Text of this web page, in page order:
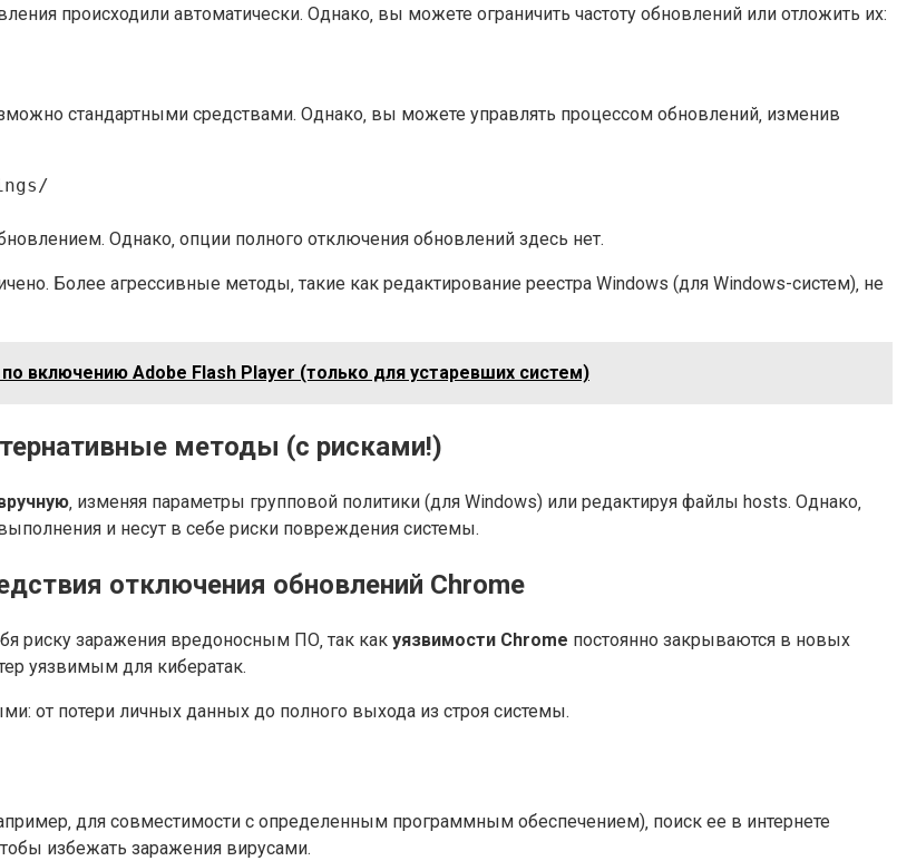
происходили автоматически. Однако‚ вы можете ограничить частоту обновлений или отложить их:
стандартными средствами. Однако‚ вы можете управлять процессом обновлений‚ изменив
Однако‚ опции полного отключения обновлений здесь нет.
Более агрессивные методы‚ такие как редактирование реестра Windows (для Windows-систем)‚ не
включению Adobe Flash Player (только для устаревших систем)
методы (с рисками!)
‚ изменяя параметры групповой политики (для Windows) или редактируя файлы hosts. Однако‚
и несут в себе риски повреждения системы.
отключения обновлений Chrome
риску заражения вредоносным ПО‚ так как уязвимости Chrome постоянно закрываются в новых
уязвимым для кибератак.
от потери личных данных до полного выхода из строя системы.
для совместимости с определенным программным обеспечением)‚ поиск ее в интернете
избежать заражения вирусами.